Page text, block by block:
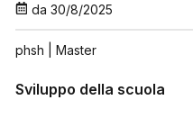
da 30/8/2025
phsh | Master
Sviluppo della scuola